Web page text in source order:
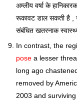
अम्लीय वर्षा के
रूकावट डाल सकती है ,
संबंधित खतरनाक
In contrast, the
pose a lesser
long ago
removed by
2003 and